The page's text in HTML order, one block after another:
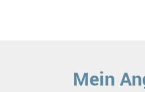
Mein